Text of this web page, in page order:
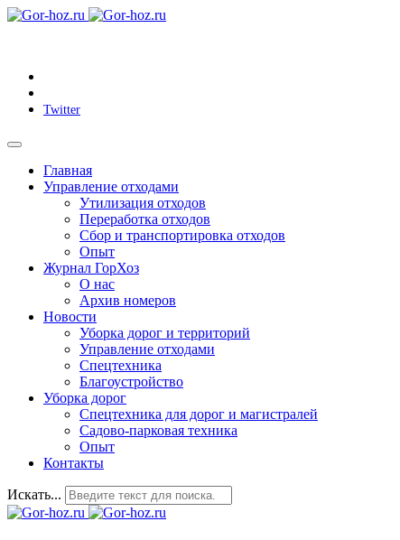
Twitter
Главная
Управление отходами
Утилизация отходов
Переработка отходов
Сбор и транспортировка отходов
Опыт
Журнал ГорХоз
О нас
Архив номеров
Новости
Уборка дорог и территорий
Управление отходами
Спецтехника
Благоустройство
Уборка дорог
Спецтехника для дорог и магистралей
Садово-парковая техника
Опыт
Контакты
Искать...